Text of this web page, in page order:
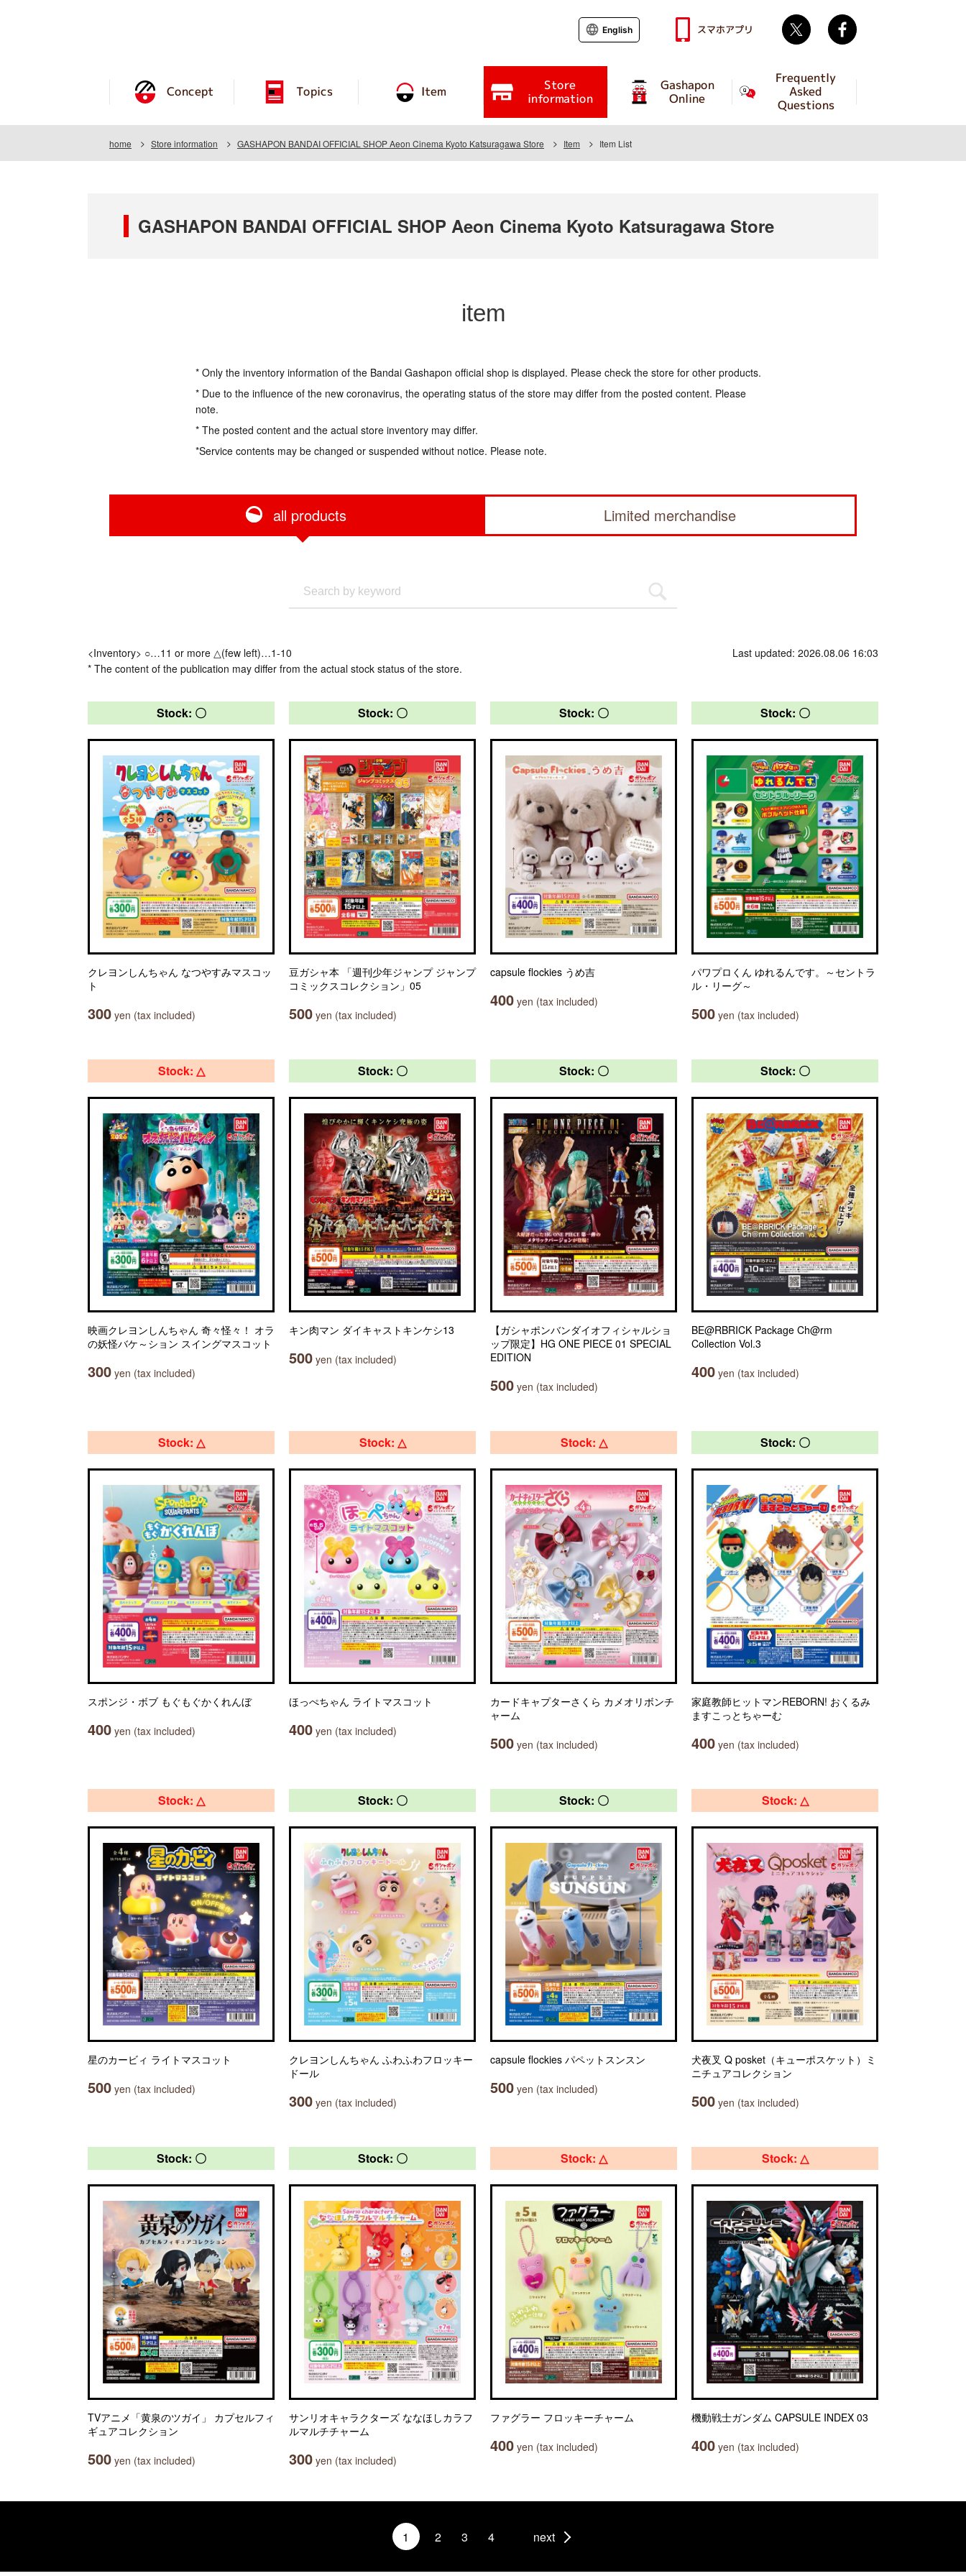
Concept Topics Item Store
information
Gashapon
Online
Frequently
Asked
Questions
English スマホアプリ Twitter
home Store information GASHAPON BANDAI OFFICIAL SHOP Aeon Cinema Kyoto Katsuragawa Store Item Item List
GASHAPON BANDAI OFFICIAL SHOP Aeon Cinema Kyoto Katsuragawa Store
item
* Only the inventory information of the Bandai Gashapon official shop is displayed. Please check the store for other products.
* Due to the influence of the new coronavirus, the operating status of the store may differ from the posted content. Please
note.
* The posted content and the actual store inventory may differ.
*Service contents may be changed or suspended without notice. Please note.
all products Limited merchandise
<Inventory> ○…11 or more △(few left)…1-10
* The content of the publication may differ from the actual stock status of the store.
Last updated: 2026.08.06 16:03
Stock: 〇
クレヨンしんちゃん なつやすみマスコッ
ト
300 yen (tax included)
Stock: 〇
豆ガシャ本 「週刊少年ジャンプ ジャンプ
コミックスコレクション」05
500 yen (tax included)
Stock: 〇
capsule flockies うめ吉
400 yen (tax included)
Stock: 〇
パワプロくん ゆれるんです。～セントラ
ル・リーグ～
500 yen (tax included)
Stock: △
映画クレヨンしんちゃん 奇々怪々！ オラ
の妖怪バケ～ション スイングマスコット
300 yen (tax included)
Stock: 〇
キン肉マン ダイキャストキンケシ13
500 yen (tax included)
Stock: 〇
【ガシャポンバンダイオフィシャルショ
ップ限定】HG ONE PIECE 01 SPECIAL
EDITION
500 yen (tax included)
Stock: 〇
BE@RBRICK Package Ch@rm
Collection Vol.3
400 yen (tax included)
Stock: △
スポンジ・ボブ もぐもぐかくれんぼ
400 yen (tax included)
Stock: △
ほっぺちゃん ライトマスコット
400 yen (tax included)
Stock: △
カードキャプターさくら カメオリボンチ
ャーム
500 yen (tax included)
Stock: 〇
家庭教師ヒットマンREBORN! おくるみ
ますこっとちゃーむ
400 yen (tax included)
Stock: △
星のカービィ ライトマスコット
500 yen (tax included)
Stock: 〇
クレヨンしんちゃん ふわふわフロッキー
ドール
300 yen (tax included)
Stock: 〇
capsule flockies パペットスンスン
500 yen (tax included)
Stock: △
犬夜叉 Q posket（キューポスケット）ミ
ニチュアコレクション
500 yen (tax included)
Stock: 〇
TVアニメ「黄泉のツガイ」 カプセルフィ
ギュアコレクション
500 yen (tax included)
Stock: 〇
サンリオキャラクターズ ななほしカラフ
ルマルチチャーム
300 yen (tax included)
Stock: △
ファグラー フロッキーチャーム
400 yen (tax included)
Stock: △
機動戦士ガンダム CAPSULE INDEX 03
400 yen (tax included)
1 2 3 4 next